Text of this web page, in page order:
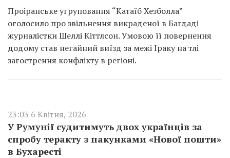
Проіранське угруповання “Катаїб Хезболла”
оголосило про звільнення викраденої в Багдаді
журналістки Шеллі Кіттлсон. Умовою її повернення
додому став негайний виїзд за межі Іраку на тлі
загострення конфлікту в регіоні.
23:03 6 Квітня, 2026
У Румунії судитимуть двох українців за
спробу теракту з пакунками «Нової пошти»
в Бухаресті